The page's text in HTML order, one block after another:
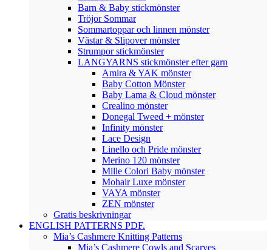
Barn & Baby stickmönster
Tröjor Sommar
Sommartoppar och linnen mönster
Västar & Slipover mönster
Strumpor stickmönster
LANGYARNS stickmönster efter garn
Amira & YAK mönster
Baby Cotton Mönster
Baby Lama & Cloud mönster
Crealino mönster
Donegal Tweed + mönster
Infinity mönster
Lace Design
Linello och Pride mönster
Merino 120 mönster
Mille Colori Baby mönster
Mohair Luxe mönster
VAYA mönster
ZEN mönster
Gratis beskrivningar
ENGLISH PATTERNS PDF.
Mia’s Cashmere Knitting Patterns
Mia’s Cashmere Cowls and Scarves